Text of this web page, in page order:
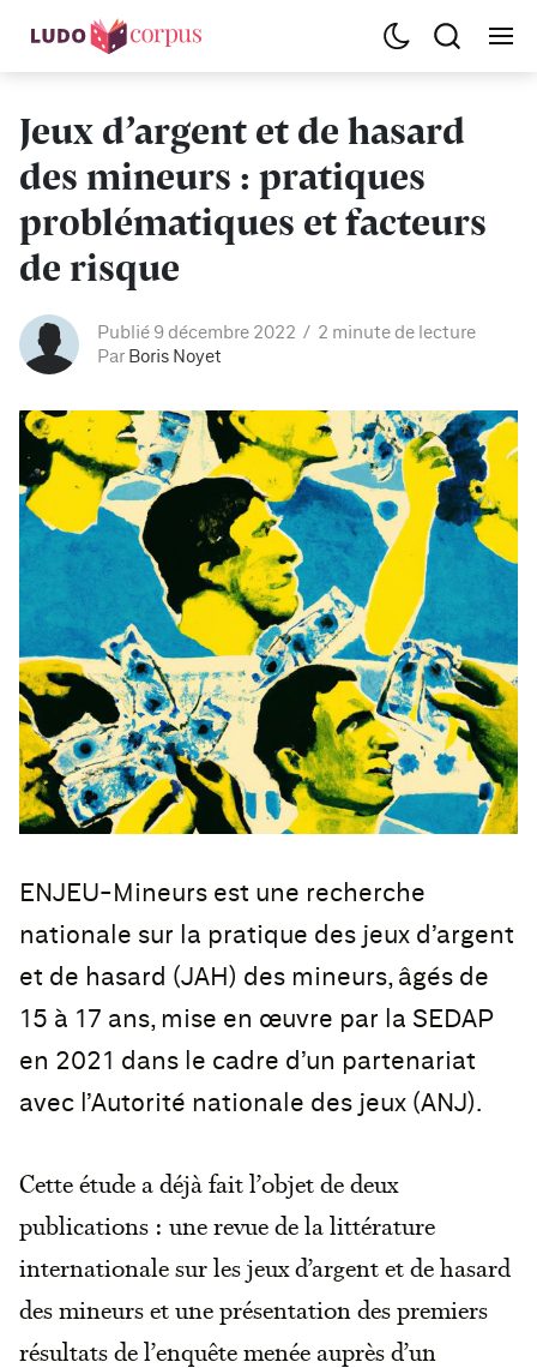
Jeux d’argent et de hasard
des mineurs : pratiques
problématiques et facteurs
de risque
Publié 9 décembre 2022
2 minute de lecture
Par Boris Noyet
ENJEU-Mineurs est une recherche
nationale sur la pratique des jeux d’argent
et de hasard (JAH) des mineurs, âgés de
15 à 17 ans, mise en œuvre par la SEDAP
en 2021 dans le cadre d’un partenariat
avec l’Autorité nationale des jeux (ANJ).
Cette étude a déjà fait l’objet de deux
publications : une revue de la littérature
internationale sur les jeux d’argent et de hasard
des mineurs et une présentation des premiers
résultats de l’enquête menée auprès d’un